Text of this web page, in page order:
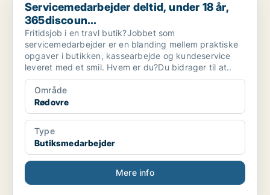
Servicemedarbejder deltid, under 18 år,
365discoun...
Fritidsjob i en travl butik?Jobbet som
servicemedarbejder er en blanding mellem praktiske
opgaver i butikken, kassearbejde og kundeservice
leveret med et smil. Hvem er du?Du bidrager til at..
Område
Rødovre
Type
Butiksmedarbejder
Mere info